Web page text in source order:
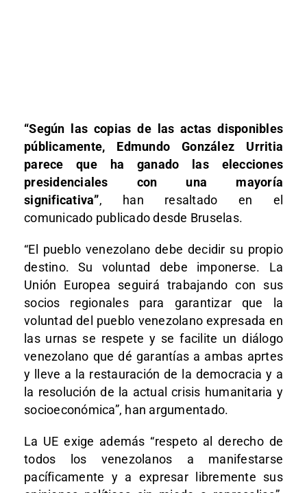
“Según las copias de las actas disponibles
públicamente, Edmundo González Urritia
parece que ha ganado las elecciones
presidenciales con una mayoría
significativa”, han resaltado en el
comunicado publicado desde Bruselas.
“El pueblo venezolano debe decidir su propio
destino. Su voluntad debe imponerse. La
Unión Europea seguirá trabajando con sus
socios regionales para garantizar que la
voluntad del pueblo venezolano expresada en
las urnas se respete y se facilite un diálogo
venezolano que dé garantías a ambas aprtes
y lleve a la restauración de la democracia y a
la resolución de la actual crisis humanitaria y
socioeconómica”, han argumentado.
La UE exige además “respeto al derecho de
todos los venezolanos a manifestarse
pacíficamente y a expresar libremente sus